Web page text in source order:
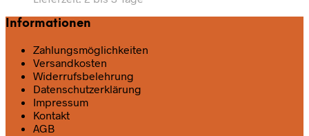
Informationen
Zahlungsmöglichkeiten
Versandkosten
Widerrufsbelehrung
Datenschutz­erklärung
Impressum
Kontakt
AGB